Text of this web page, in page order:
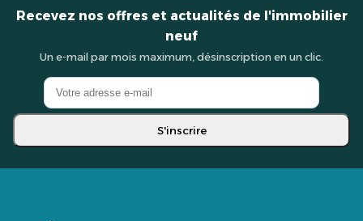
Recevez nos offres et actualités de l'immobilier
neuf
Un e-mail par mois maximum, désinscription en un clic.
S'inscrire